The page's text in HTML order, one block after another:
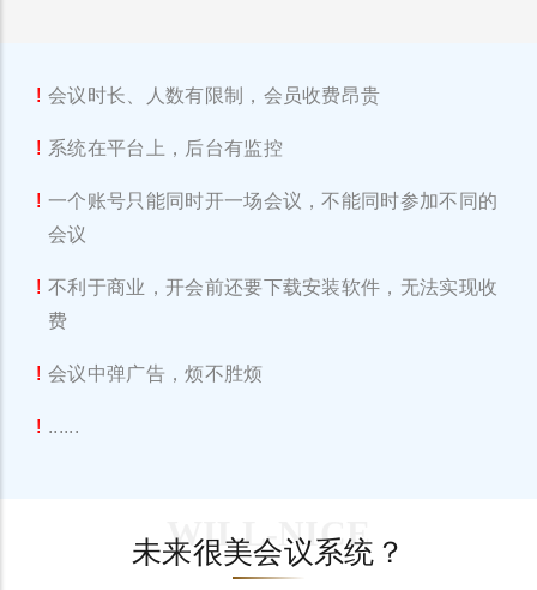
会议时长、人数有限制，会员收费昂贵
系统在平台上，后台有监控
一个账号只能同时开一场会议，不能同时参加不同的
会议
不利于商业，开会前还要下载安装软件，无法实现收
费
会议中弹广告，烦不胜烦
......
WILL-NICE
未来很美会议系统？